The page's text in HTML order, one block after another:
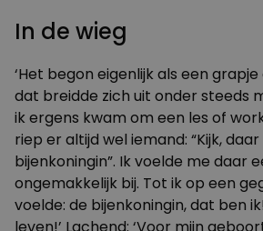
In de wieg
‘Het begon eigenlijk als een
dat breidde zich uit onder steeds
ik ergens kwam om een les of
riep er altijd wel iemand: “Kijk,
bijenkoningin”. Ik voelde me daar
ongemakkelijk bij. Tot ik op een
voelde: de bijenkoningin, dat ben
leven!’ Lachend: ‘Voor mijn